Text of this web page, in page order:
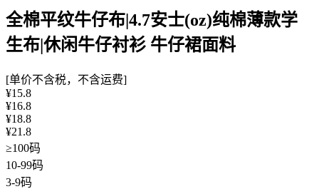
全棉平纹牛仔布|4.7安士(oz)纯棉薄款学
生布|休闲牛仔衬衫 牛仔裙面料
[单价不含税，不含运费]
¥15.8
¥16.8
¥18.8
¥21.8
≥100码
10-99码
3-9码